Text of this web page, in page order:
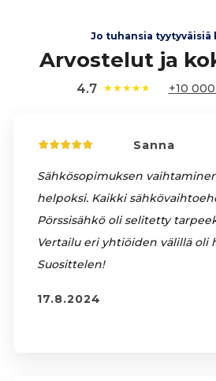
Jo tuhansia tyytyväisiä
Arvostelut ja
4.7 ★★★★★ +10
Sanna
Sähkösopimuksen
helpoksi. Kaikki
Pörssisähkö oli selitetty
Vertailu eri yhtiöiden välillä oli
Suosittelen!
17.8.2024